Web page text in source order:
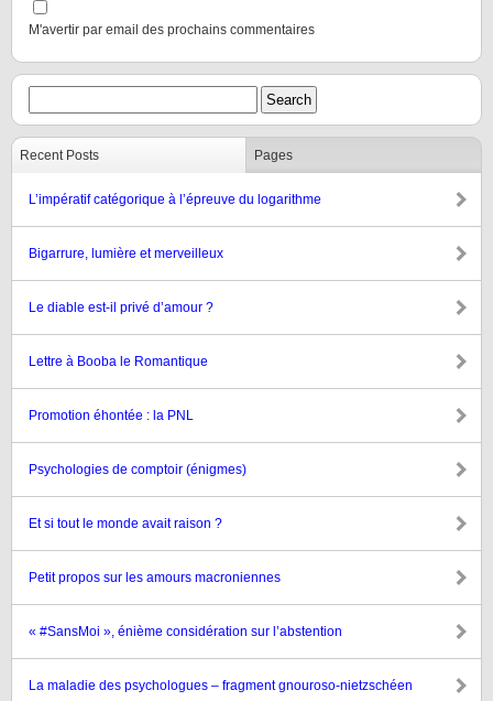
M'avertir par email des prochains commentaires
Recent Posts Pages
L’impératif catégorique à l’épreuve du logarithme
Bigarrure, lumière et merveilleux
Le diable est-il privé d’amour ?
Lettre à Booba le Romantique
Promotion éhontée : la PNL
Psychologies de comptoir (énigmes)
Et si tout le monde avait raison ?
Petit propos sur les amours macroniennes
« #SansMoi », énième considération sur l’abstention
La maladie des psychologues – fragment gnouroso-nietzschéen